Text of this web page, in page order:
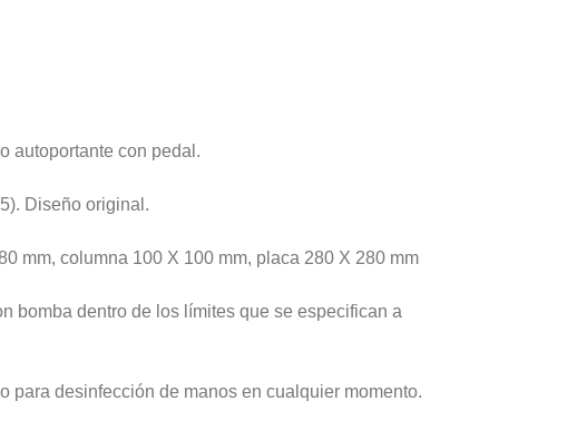
autoportante con pedal.
Diseño original.
mm, columna 100 X 100 mm, placa 280 X 280 mm
bomba dentro de los límites que se especifican a
para desinfección de manos en cualquier momento.